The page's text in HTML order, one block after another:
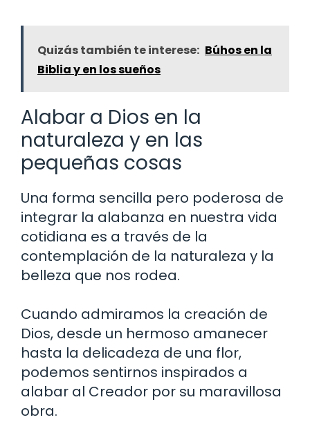
Quizás también te interese: Búhos en la
Biblia y en los sueños
Alabar a Dios en la
naturaleza y en las
pequeñas cosas
Una forma sencilla pero poderosa de
integrar la alabanza en nuestra vida
cotidiana es a través de la
contemplación de la naturaleza y la
belleza que nos rodea.
Cuando admiramos la creación de
Dios, desde un hermoso amanecer
hasta la delicadeza de una flor,
podemos sentirnos inspirados a
alabar al Creador por su maravillosa
obra.